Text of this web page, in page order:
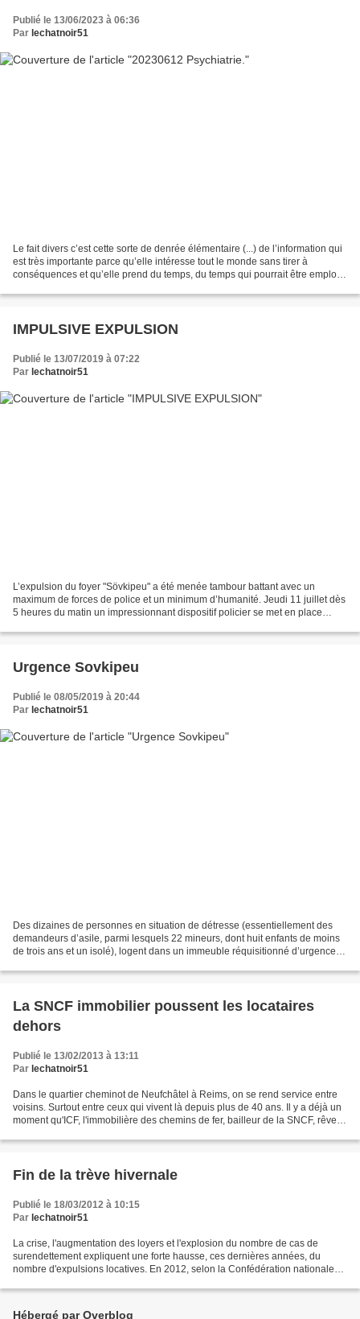
Publié le 13/06/2023 à 06:36
Par lechatnoir51
Le fait divers c’est cette sorte de denrée élémentaire (...) de l’information qui
est très importante parce qu’elle intéresse tout le monde sans tirer à
conséquences et qu’elle prend du temps, du temps qui pourrait être employé
IMPULSIVE EXPULSION
Publié le 13/07/2019 à 07:22
Par lechatnoir51
L’expulsion du foyer "Sövkipeu" a été menée tambour battant avec un
maximum de forces de police et un minimum d’humanité. Jeudi 11 juillet dès
5 heures du matin un impressionnant dispositif policier se met en place
Urgence Sovkipeu
Publié le 08/05/2019 à 20:44
Par lechatnoir51
Des dizaines de personnes en situation de détresse (essentiellement des
demandeurs d’asile, parmi lesquels 22 mineurs, dont huit enfants de moins
de trois ans et un isolé), logent dans un immeuble réquisitionné d’urgence.
La SNCF immobilier poussent les locataires
dehors
Publié le 13/02/2013 à 13:11
Par lechatnoir51
Dans le quartier cheminot de Neufchâtel à Reims, on se rend service entre
voisins. Surtout entre ceux qui vivent là depuis plus de 40 ans. Il y a déjà un
moment qu'ICF, l'immobilière des chemins de fer, bailleur de la SNCF, rêve
Fin de la trève hivernale
Publié le 18/03/2012 à 10:15
Par lechatnoir51
La crise, l'augmentation des loyers et l'explosion du nombre de cas de
surendettement expliquent une forte hausse, ces dernières années, du
nombre d'expulsions locatives. En 2012, selon la Confédération nationale
Hébergé par Overblog